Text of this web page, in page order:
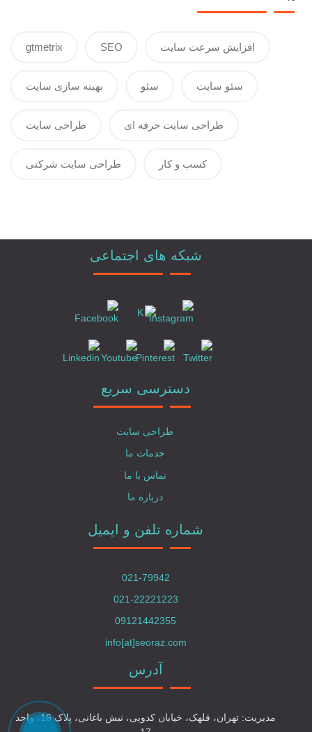
gtmetrix SEO افزایش سرعت سایت
بهینه سازی سایت سئو سئو سایت
طراحی سایت طراحی سایت حرفه ای
طراحی سایت شرکتی کسب و کار
شبکه های اجتماعی
دسترسی سریع
طراحی سایت
خدمات ما
تماس با ما
درباره ما
شماره تلفن و ایمیل
021-79942
021-22221223
09121442355
info[at]seoraz.com
آدرس
مدیریت: تهران، قلهک، خیابان کدویی، نبش باغانی، پلاک 16، واحد